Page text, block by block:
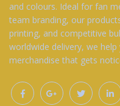
and colours. Ideal for fan
team branding, our
printing, and competitive
worldwide delivery, we
merchandise that gets